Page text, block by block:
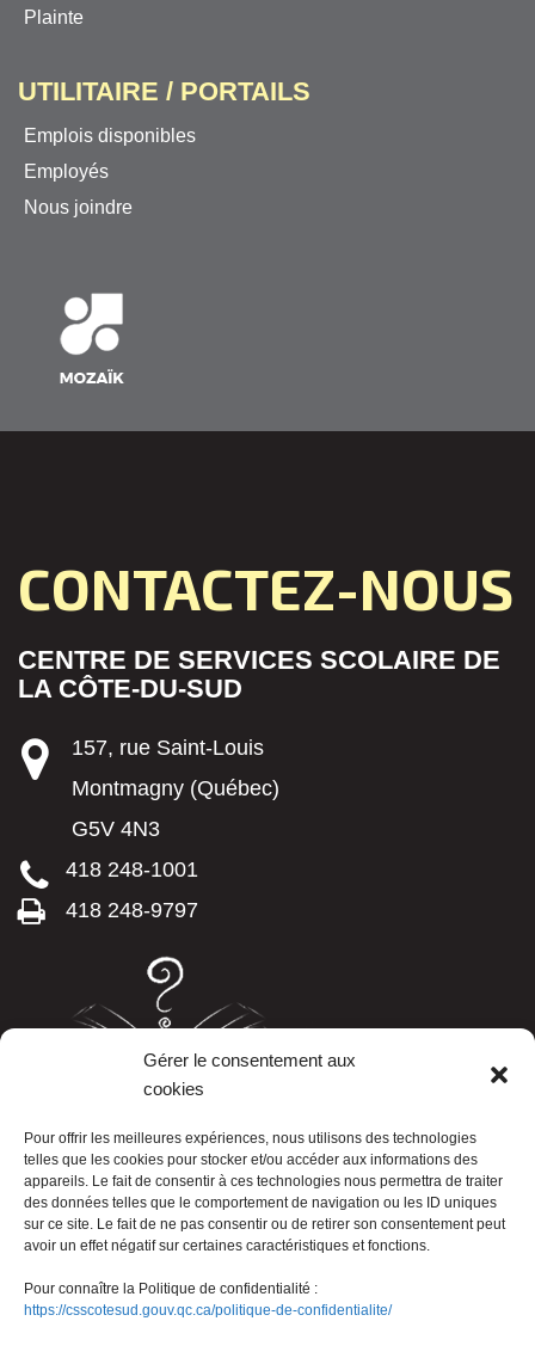
Gérer le consentement aux
cookies
Pour offrir les meilleures expériences, nous utilisons des technologies
telles que les cookies pour stocker et/ou accéder aux informations des
appareils. Le fait de consentir à ces technologies nous permettra de traiter
des données telles que le comportement de navigation ou les ID uniques
sur ce site. Le fait de ne pas consentir ou de retirer son consentement peut
avoir un effet négatif sur certaines caractéristiques et fonctions.
Pour connaître la Politique de confidentialité :
https://csscotesud.gouv.qc.ca/politique-de-confidentialite/
Plainte
UTILITAIRE / PORTAILS
Emplois disponibles
Employés
Nous joindre
CONTACTEZ-NOUS
CENTRE DE SERVICES SCOLAIRE DE
LA CÔTE-DU-SUD
157, rue Saint-Louis
Montmagny (Québec)
G5V 4N3
418 248-1001
418 248-9797
LISTE TÉLÉPHONIQUE
Nous joindre